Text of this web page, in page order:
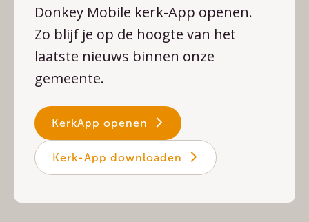
Donkey Mobile kerk-App openen.
Zo blijf je op de hoogte van het
laatste nieuws binnen onze
gemeente.
KerkApp openen
Kerk-App downloaden